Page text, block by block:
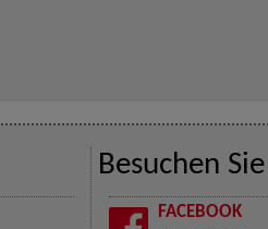
Besuchen
FACEBOOK